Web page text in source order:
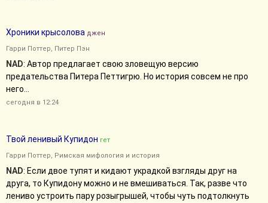
Хроники крысолова джен
Гарри Поттер, Питер Пэн
NAD: Автор предлагает свою зловещую версию
предательства Питера Петтигрю. Но история совсем не про
него…
сегодня в 12:24
Твой ленивый Купидон гет
Гарри Поттер, Римская мифология и история
NAD: Если двое тупят и кидают украдкой взгляды друг на
друга, то Купидону можно и не вмешиваться. Так, разве что
лениво устроить пару розыгрышей, чтобы чуть подтолкнуть